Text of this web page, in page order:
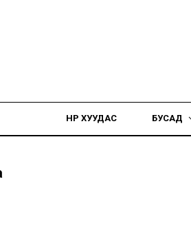
НҮҮР ХУУДАС БУСАД